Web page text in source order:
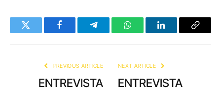
Twitter FacebookTelegramWhatsAppLinkedInCopy
PREVIOUS ARTICLE
ENTREVISTA
NEXT ARTICLE
ENTREVISTA